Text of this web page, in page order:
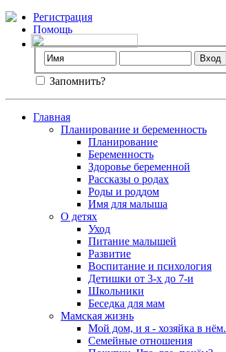
Регистрация
Помощь
Запомнить?
Главная
Планирование и беременность
Планирование
Беременность
Здоровье беременной
Рассказы о родах
Роды и роддом
Имя для малыша
О детях
Уход
Питание малышей
Развитие
Воспитание и психология
Детишки от 3-х до 7-и
Школьники
Беседка для мам
Мамская жизнь
Мой дом, и я - хозяйка в нём.
Семейные отношения